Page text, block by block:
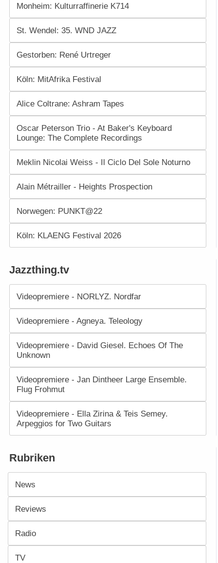
Monheim: Kulturraffinerie K714
St. Wendel: 35. WND JAZZ
Gestorben: René Urtreger
Köln: MitAfrika Festival
Alice Coltrane: Ashram Tapes
Oscar Peterson Trio - At Baker's Keyboard
Lounge: The Complete Recordings
Meklin Nicolai Weiss - Il Ciclo Del Sole Noturno
Alain Métrailler - Heights Prospection
Norwegen: PUNKT@22
Köln: KLAENG Festival 2026
Jazzthing.tv
Videopremiere - NORLYZ. Nordfar
Videopremiere - Agneya. Teleology
Videopremiere - David Giesel. Echoes Of The
Unknown
Videopremiere - Jan Dintheer Large Ensemble.
Flug Frohmut
Videopremiere - Ella Zirina & Teis Semey.
Arpeggios for Two Guitars
Rubriken
News
Reviews
Radio
TV